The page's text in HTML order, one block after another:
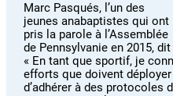
Marc Pasqués, l’un des
jeunes anabaptistes qui ont
pris la parole à l’Assemblée
de Pennsylvanie en 2015, dit
« En tant que sportif, je
efforts que doivent
d’adhérer à des protocoles